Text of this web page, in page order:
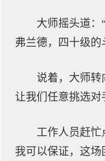
大师摇头道：
弗兰德，四十级
说着，大师转
让我们任意挑选对
工作人员赶忙
我可以保证，这